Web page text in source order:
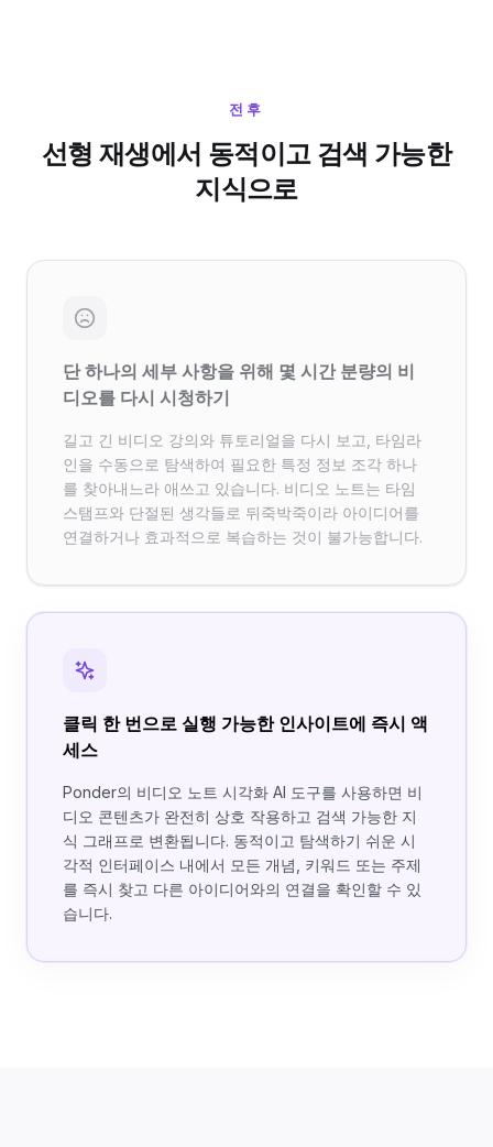
전후
선형 재생에서 동적이고 검색 가능한
지식으로
단 하나의 세부 사항을 위해 몇 시간 분량의 비
디오를 다시 시청하기
길고 긴 비디오 강의와 튜토리얼을 다시 보고, 타임라
인을 수동으로 탐색하여 필요한 특정 정보 조각 하나
를 찾아내느라 애쓰고 있습니다. 비디오 노트는 타임
스탬프와 단절된 생각들로 뒤죽박죽이라 아이디어를
연결하거나 효과적으로 복습하는 것이 불가능합니다.
클릭 한 번으로 실행 가능한 인사이트에 즉시 액
세스
Ponder의 비디오 노트 시각화 AI 도구를 사용하면 비
디오 콘텐츠가 완전히 상호 작용하고 검색 가능한 지
식 그래프로 변환됩니다. 동적이고 탐색하기 쉬운 시
각적 인터페이스 내에서 모든 개념, 키워드 또는 주제
를 즉시 찾고 다른 아이디어와의 연결을 확인할 수 있
습니다.